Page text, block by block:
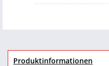
Produktinformationen